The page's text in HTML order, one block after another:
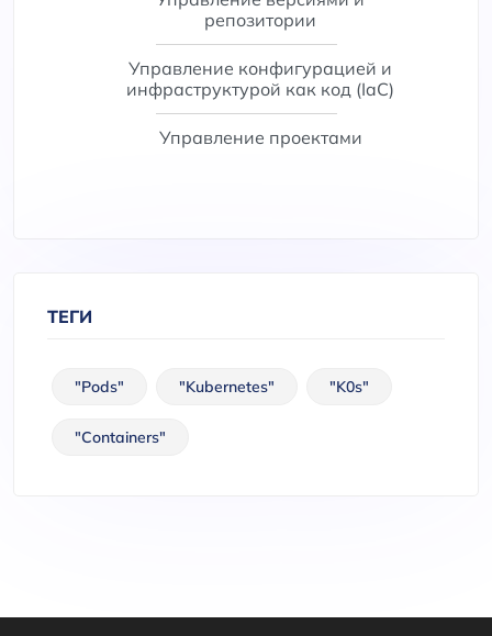
репозитории
Управление конфигурацией и
инфраструктурой как код (IaC)
Управление проектами
ТЕГИ
"pods" "kubernetes" "k0s"
"containers"